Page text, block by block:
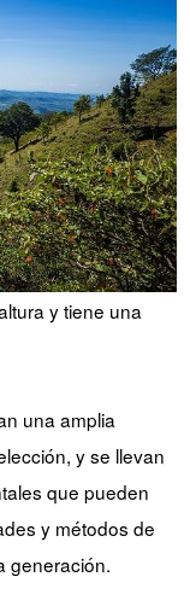
y tiene una
una amplia
y se llevan
que pueden
y métodos de
generación.